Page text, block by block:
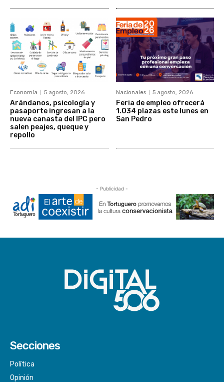
Economía 5 agosto, 2026
Arándanos, psicología y
pasaporte ingresan a la
nueva canasta del IPC pero
salen peajes, queque y
repollo
Nacionales 5 agosto, 2026
Feria de empleo ofrecerá
1.034 plazas este lunes en
San Pedro
- Publicidad -
Secciones
Política
Opinión